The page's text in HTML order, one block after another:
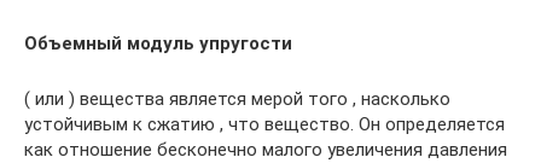
Объемный модуль упругости
( или ) вещества является мерой того , насколько
устойчивым к сжатию , что вещество. Он определяется
как отношение бесконечно малого увеличения давления